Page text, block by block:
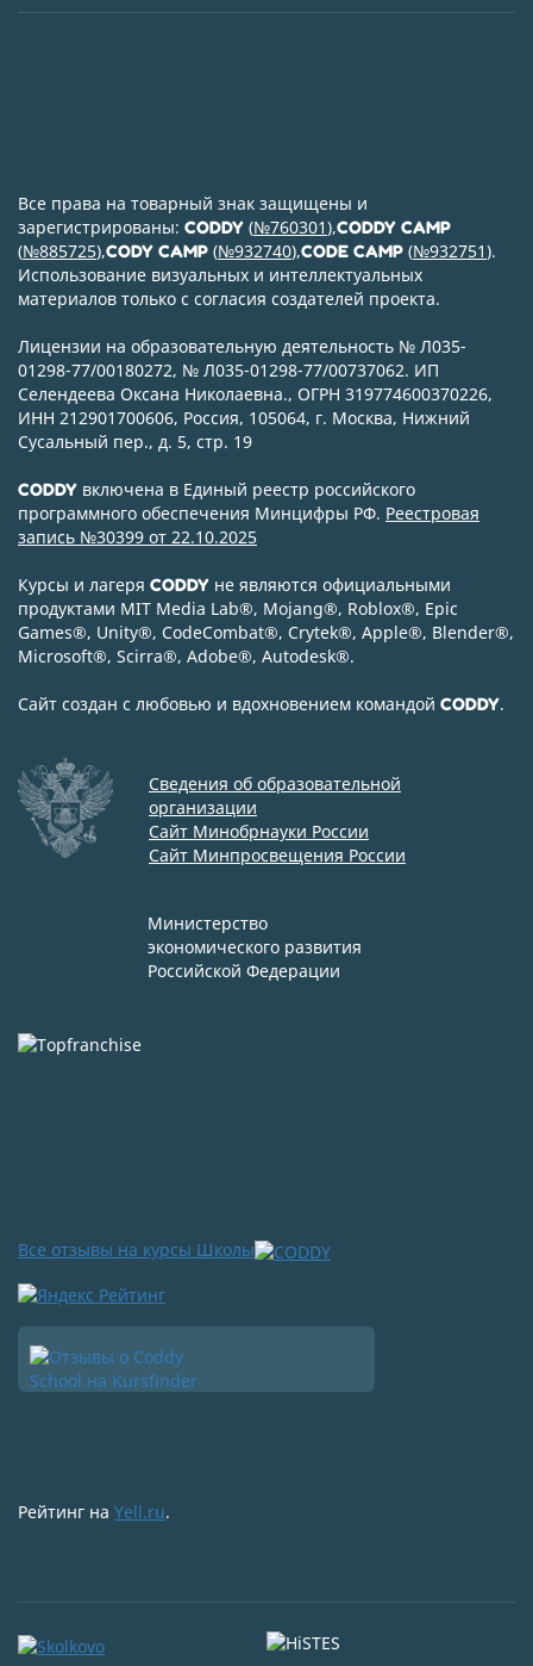
Все права на товарный знак защищены и
зарегистрированы: CODDY (№760301),CODDY CAMP
(№885725),CODY CAMP (№932740),CODE CAMP (№932751).
Использование визуальных и интеллектуальных
материалов только с согласия создателей проекта.
Лицензии на образовательную деятельность № Л035-
01298-77/00180272, № Л035-01298-77/00737062. ИП
Селендеева Оксана Николаевна., ОГРН 319774600370226,
ИНН 212901700606, Россия, 105064, г. Москва, Нижний
Сусальный пер., д. 5, стр. 19
CODDY включена в Единый реестр российского
программного обеспечения Минцифры РФ. Реестровая
запись №30399 от 22.10.2025
Курсы и лагеря CODDY не являются официальными
продуктами MIT Media Lab®, Mojang®, Roblox®, Epic
Games®, Unity®, CodeСombat®, Crytek®, Apple®, Blender®,
Microsoft®, Scirra®, Adobe®, Autodesk®.
Сайт создан с любовью и вдохновением командой CODDY.
Сведения об образовательной
организации
Сайт Минобрнауки России
Сайт Минпросвещения России
Министерство
экономического развития
Российской Федерации
Все отзывы на курсы Школы
Рейтинг на Yell.ru.